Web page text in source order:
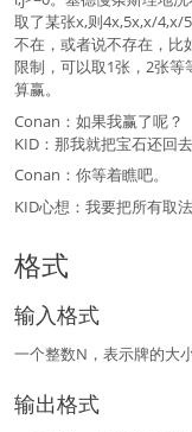
取了某张x,则4x,5x,x/4,x/
不在，或者说不存在，比
限制，可以取1张，2张
算赢。
Conan：如果我赢了呢？
KID：那我就把宝石还回去
Conan：你等着瞧吧。
KID心想：我要把所有取
格式
输入格式
一个整数N，表示牌的大小
输出格式